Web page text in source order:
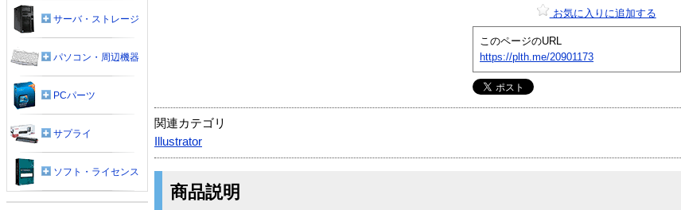
お気に入りに追加する
このページのURL
https://plth.me/20901173
関連カテゴリ
Illustrator
商品説明
サーバ・ストレージ
パソコン・周辺機器
PCパーツ
サプライ
ソフト・ライセンス